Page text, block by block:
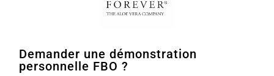
Demander une démonstration
personnelle FBO ?